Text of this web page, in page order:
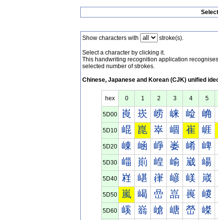
Show characters with stroke(s).
Select a character by clicking it.
This handwriting recognition application
selected number of strokes.
Chinese, Japanese and Korean (CJK) unified
hex 0 1 2 3 4 5
5D00 崀 崁 崂 崃 崄 崅
5D10 崐 崑 崒 崓 崔 崕
5D20 崠 崡 崢 崣 崤 崥
5D30 崰 崱 崲 崳 崴 崵
5D40 嵀 嵁 嵂 嵃 嵄 嵅
5D50 嵐 嵑 嵒 嵓 嵔 嵕
5D60 嵠 嵡 嵢 嵣 嵤 嵥